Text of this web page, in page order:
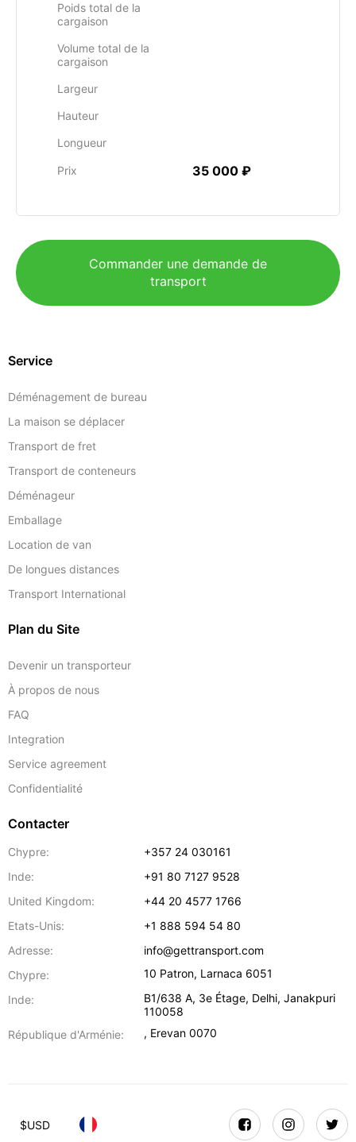
Poids total de la
cargaison
Volume total de la
cargaison
Largeur
Hauteur
Longueur
Prix 35 000 ₽
Commander une demande de
transport
Service
Déménagement de bureau
La maison se déplacer
Transport de fret
Transport de conteneurs
Déménageur
Emballage
Location de van
De longues distances
Transport International
Plan du Site
Devenir un transporteur
À propos de nous
FAQ
Integration
Service agreement
Confidentialité
Contacter
Chypre:
+357 24 030161
Inde:
+91 80 7127 9528
United Kingdom:
+44 20 4577 1766
Etats-Unis:
+1 888 594 54 80
Adresse:
info@gettransport.com
Chypre:
10 Patron, Larnaca 6051
Inde:
B1/638 A, 3e Étage, Delhi,Janakpuri
110058
République d'Arménie:
, Erevan 0070
$USD